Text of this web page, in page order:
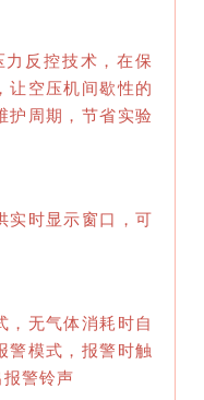
反控技术，在保
让空压机间歇性的
护周期，节省实验
实时显示窗口，可
，无气体消耗时自
警模式，报警时触
警铃声